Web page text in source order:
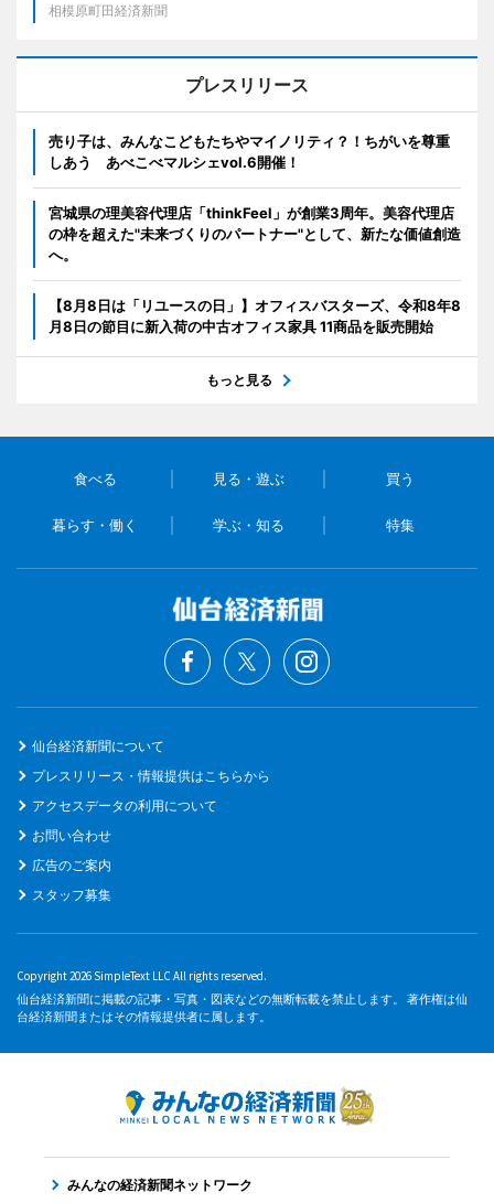
相模原町田経済新聞
プレスリリース
売り子は、みんなこどもたちやマイノリティ？！ちがいを尊重
しあう あべこべマルシェvol.6開催！
宮城県の理美容代理店「thinkFeel」が創業3周年。美容代理店
の枠を超えた"未来づくりのパートナー"として、新たな価値創造
へ。
【8月8日は「リユースの日」】オフィスバスターズ、令和8年8
月8日の節目に新入荷の中古オフィス家具 11商品を販売開始
もっと見る
食べる 見る・遊ぶ 買う
暮らす・働く 学ぶ・知る 特集
仙台経済新聞について
プレスリリース・情報提供はこちらから
アクセスデータの利用について
お問い合わせ
広告のご案内
スタッフ募集
Copyright 2026 SimpleText LLC All rights reserved.
仙台経済新聞に掲載の記事・写真・図表などの無断転載を禁止します。 著作権は仙
台経済新聞またはその情報提供者に属します。
みんなの経済新聞ネットワーク